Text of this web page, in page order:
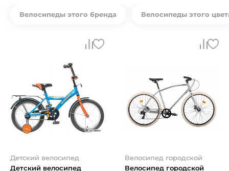
Велосипеды этого бренда Велосипеды этого
Детский велосипед
Детский велосипед
Велосипед городской
Велосипед городской